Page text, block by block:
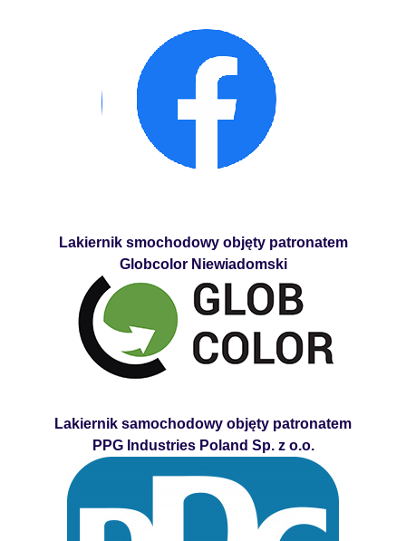
Lakiernik smochodowy objęty patronatem
Globcolor Niewiadomski
Lakiernik samochodowy objęty patronatem
PPG Industries Poland Sp. z o.o.